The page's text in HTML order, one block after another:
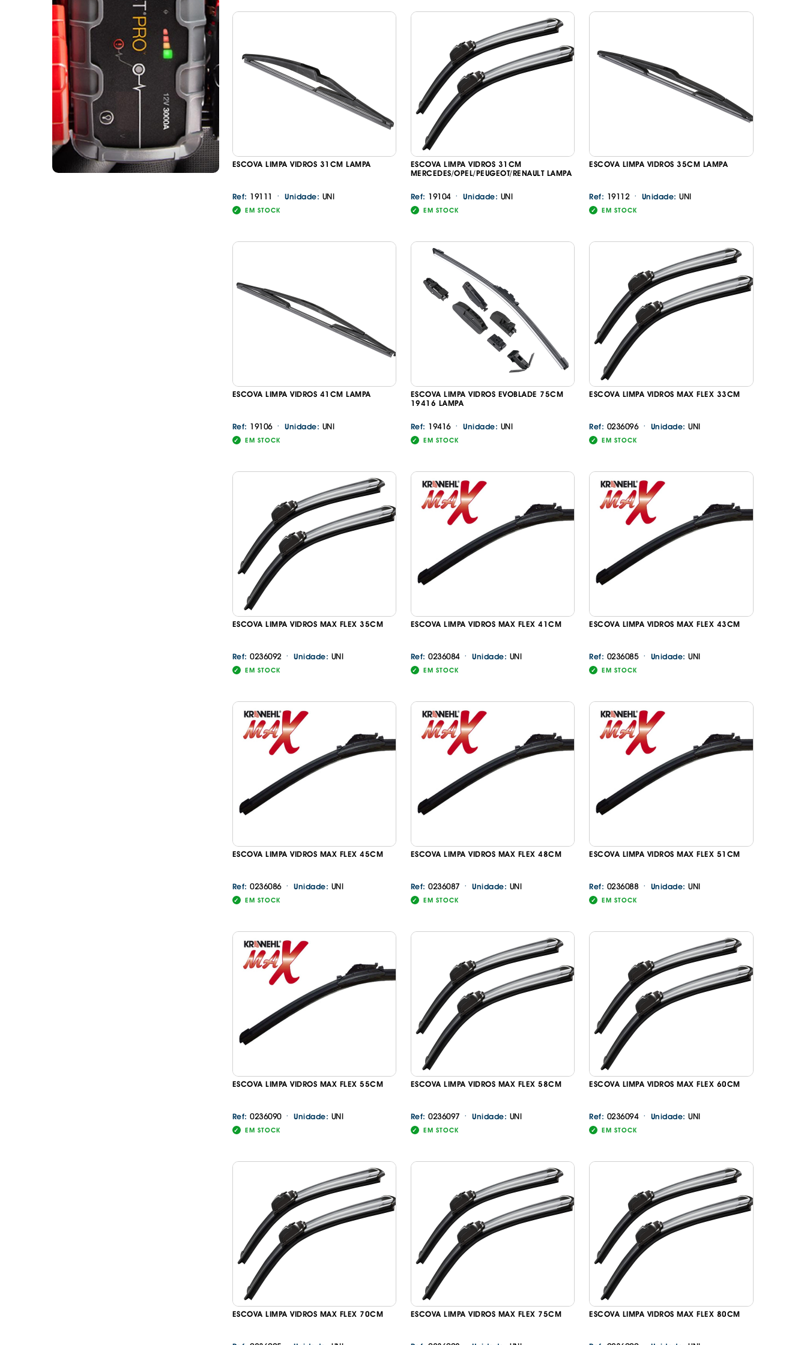
ESCOVA LIMPA VIDROS 31CM LAMPA
Ref: 19111 · Unidade: UNI
EM STOCK
ESCOVA LIMPA VIDROS 31CM
MERCEDES/OPEL/PEUGEOT/RENAULT LAMPA
Ref: 19104 · Unidade: UNI
EM STOCK
ESCOVA LIMPA VIDROS 35CM LAMPA
Ref: 19112 · Unidade:UNI
EM STOCK
ESCOVA LIMPA VIDROS 41CM LAMPA
Ref: 19106 · Unidade: UNI
EM STOCK
ESCOVA LIMPA VIDROS EVOBLADE 75CM
19416 LAMPA
Ref: 19416 · Unidade: UNI
EM STOCK
ESCOVA LIMPA VIDROS MAX FLEX 33CM
Ref: 0236096 · Unidade:UNI
EM STOCK
ESCOVA LIMPA VIDROS MAX FLEX 35CM
Ref: 0236092 · Unidade: UNI
EM STOCK
ESCOVA LIMPA VIDROS MAX FLEX 41CM
Ref:0236084 · Unidade: UNI
EM STOCK
ESCOVA LIMPA VIDROS MAX FLEX 43CM
Ref: 0236085 · Unidade:UNI
EM STOCK
ESCOVA LIMPA VIDROS MAX FLEX 45CM
Ref: 0236086 · Unidade: UNI
EM STOCK
ESCOVA LIMPA VIDROS MAX FLEX 48CM
Ref:0236087 · Unidade: UNI
EM STOCK
ESCOVA LIMPA VIDROS MAX FLEX 51CM
Ref: 0236088 · Unidade:UNI
EM STOCK
ESCOVA LIMPA VIDROS MAX FLEX 55CM
Ref: 0236090 · Unidade: UNI
EM STOCK
ESCOVA LIMPA VIDROS MAX FLEX 58CM
Ref:0236097 · Unidade: UNI
EM STOCK
ESCOVA LIMPA VIDROS MAX FLEX 60CM
Ref: 0236094 · Unidade:UNI
EM STOCK
ESCOVA LIMPA VIDROS MAX FLEX 70CM ESCOVA LIMPA VIDROS MAX FLEX 75CM ESCOVA LIMPA VIDROS MAX FLEX 80CM
Ir para o carrinho